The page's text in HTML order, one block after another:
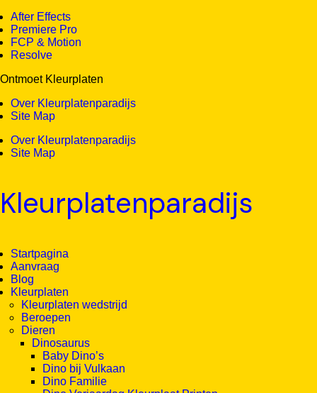
After Effects
Premiere Pro
FCP & Motion
Resolve
Ontmoet Kleurplaten
Over Kleurplatenparadijs
Site Map
Over Kleurplatenparadijs
Site Map
Kleurplatenparadijs
Startpagina
Aanvraag
Blog
Kleurplaten
Kleurplaten wedstrijd
Beroepen
Dieren
Dinosaurus
Baby Dino’s
Dino bij Vulkaan
Dino Familie